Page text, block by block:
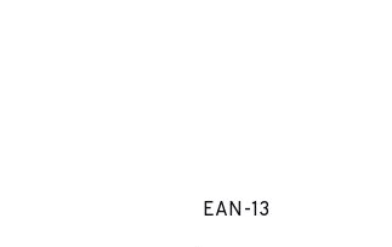
EAN-13